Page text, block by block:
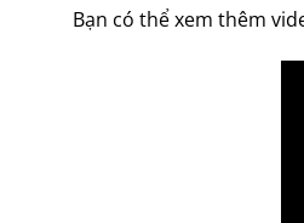
Bạn có thể xem thêm